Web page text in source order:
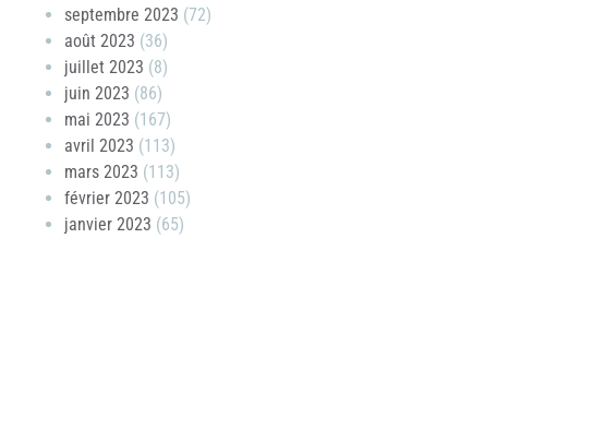
septembre 2023 (72)
août 2023 (36)
juillet 2023 (8)
juin 2023 (86)
mai 2023 (167)
avril 2023 (113)
mars 2023 (113)
février 2023 (105)
janvier 2023 (65)